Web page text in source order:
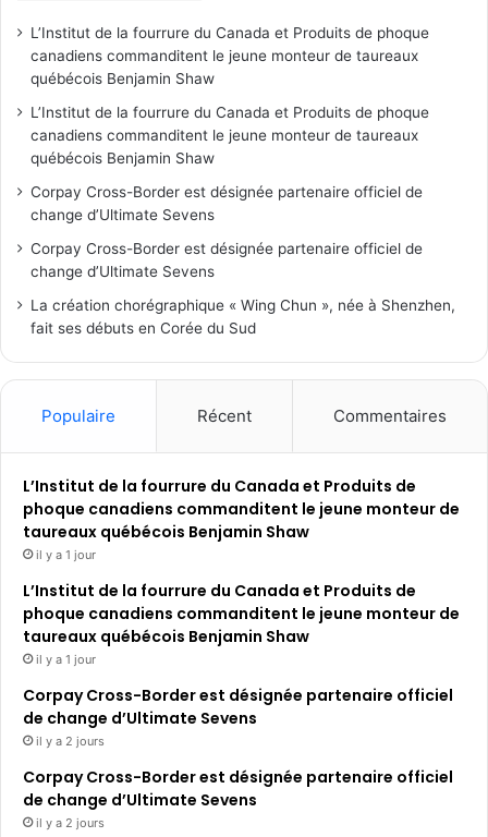
L’Institut de la fourrure du Canada et Produits de phoque
canadiens commanditent le jeune monteur de taureaux
québécois Benjamin Shaw
L’Institut de la fourrure du Canada et Produits de phoque
canadiens commanditent le jeune monteur de taureaux
québécois Benjamin Shaw
Corpay Cross-Border est désignée partenaire officiel de
change d’Ultimate Sevens
Corpay Cross-Border est désignée partenaire officiel de
change d’Ultimate Sevens
La création chorégraphique « Wing Chun », née à Shenzhen,
fait ses débuts en Corée du Sud
Populaire Récent Commentaires
L’Institut de la fourrure du Canada et Produits de
phoque canadiens commanditent le jeune monteur de
taureaux québécois Benjamin Shaw
il y a 1 jour
L’Institut de la fourrure du Canada et Produits de
phoque canadiens commanditent le jeune monteur de
taureaux québécois Benjamin Shaw
il y a 1 jour
Corpay Cross-Border est désignée partenaire officiel
de change d’Ultimate Sevens
il y a 2 jours
Corpay Cross-Border est désignée partenaire officiel
de change d’Ultimate Sevens
il y a 2 jours